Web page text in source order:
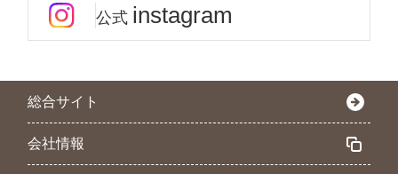
公式 instagram
総合サイト
会社情報